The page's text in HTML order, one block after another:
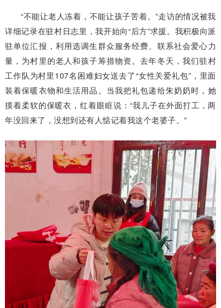
“不能让老人冻着，不能让孩子苦着。”走访的情况被我
详细记录在驻村日志里，我开始向“后方”求援。我积极向派
驻单位汇报，利用选调生群众服务经费、联系社会爱心力
量，为村里的老人和孩子筹措物资。去年冬天，我们驻村
工作队为村里107名困难妇女送去了“女性关爱礼包”，里面
装着保暖衣物和生活用品。当我把礼包递给朱奶奶时，她
摸着柔软的保暖衣，红着眼眶说：“我儿子在外面打工，两
年没回来了，没想到还有人惦记着我这个老婆子。”